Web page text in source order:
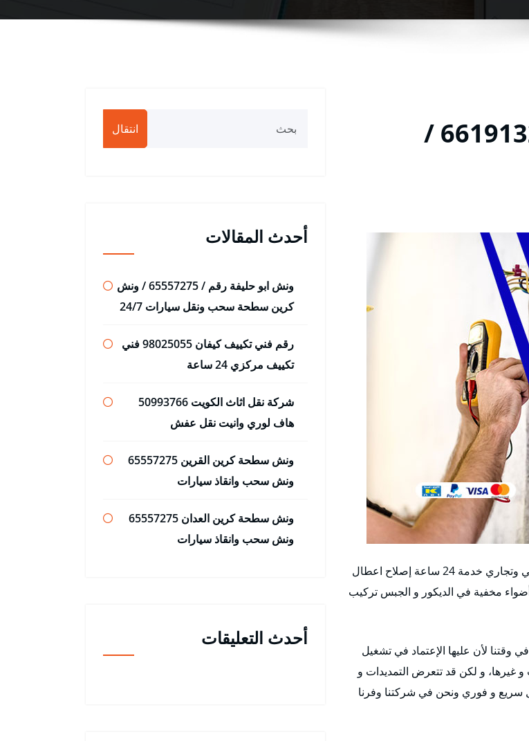
فني كهربائي منازل مشرف / 66191325 /
أفضل فني كهربائي منازل مشرف بالكويت فني تصليح صيانة كهرباء منزلي وتجاري خدمة 24 ساعة إصلاح اعطال
مخفية في الديكور و الجبس تركيب
وقتنا لأن عليها الإعتماد في تشغيل
غيرها، و لكن قد تتعرض التمديدات و
سريع و فوري ونحن في شركتنا وفرنا
انتقال
أحدث المقالات
ونش ابو حليفة رقم / 65557275 / ونش
كرين سطحة سحب ونقل سيارات 24/7
رقم فني تكييف كيفان 98025055 فني
تكييف مركزي 24 ساعة
شركة نقل اثاث الكويت 50993766
هاف لوري وانيت نقل عفش
ونش سطحة كرين القرين 65557275
ونش سحب وانقاذ سيارات
ونش سطحة كرين العدان 65557275
ونش سحب وانقاذ سيارات
أحدث التعليقات